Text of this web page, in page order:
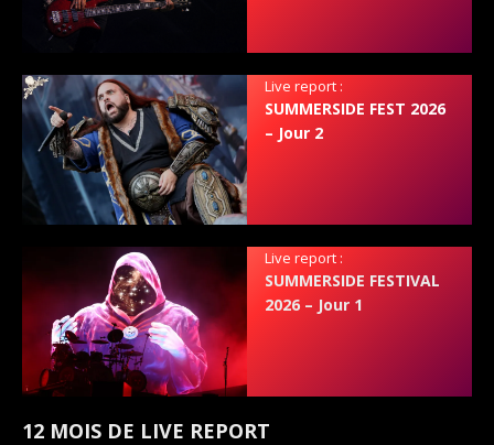
Live report :
SUMMERSIDE FEST 2026
– Jour 2
Live report :
SUMMERSIDE FESTIVAL
2026 – Jour 1
12 MOIS DE LIVE REPORT